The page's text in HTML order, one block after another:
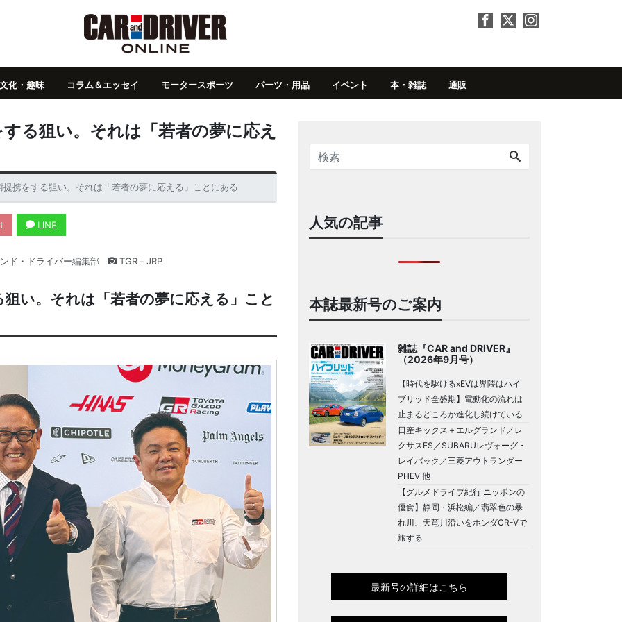
文化・趣味 コラム＆エッセイ モータースポーツ パーツ・用品 イベント 本・雑誌 通販
る狙い。それは「若者の夢に応え
携をする狙い。それは「若者の夢に応える」ことにある
LINE
ド・ドライバー編集部 TGR＋JRP
い。それは「若者の夢に応える」こと
人気の記事
本誌最新号のご案内
雑誌『CAR and DRIVER』
（2026年9月号）
【時代を駆けるxEVは界隈はハイ
ブリッド全盛期】電動化の流れは
止まるどころか進化し続けている
日産キックス＋エルグランド／レ
クサスES／SUBARUレヴォーグ・
レイバック／三菱アウトランダー
PHEV 他
【グルメドライブ紀行 ニッポンの
優食】静岡・浜松編／翡翠色の暴
れ川、天竜川沿いをホンダCR-Vで
旅する
最新号の詳細はこちら